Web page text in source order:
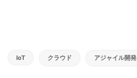
IoT クラウド アジャイル開発